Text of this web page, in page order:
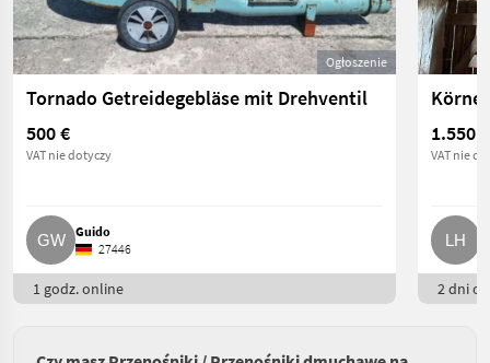
Ogłoszenie
Tornado Getreidegebläse mit Drehventil
500 €
VAT nie dotyczy
Guido
27446
1 godz. online
1.550 €
VAT nie
2 dni